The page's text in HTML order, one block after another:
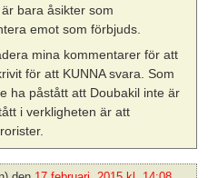
bara åsikter som
emot som förbjuds.
mina kommentarer för att
för att KUNNA svara. Som
ha påstått att Doubakil inte är
i verkligheten är att